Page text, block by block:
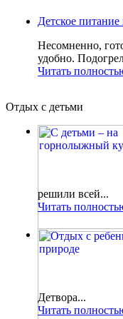
Детское питание
Несомненно,
удобно.
Читать
Отдых с детьми
решили всей...
Читать
Детвора...
Читать